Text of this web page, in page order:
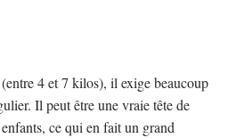
4 et 7 kilos), il exige beaucoup
Il peut être une vraie tête de
ce qui en fait un grand